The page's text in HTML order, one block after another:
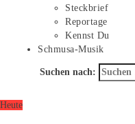
Steckbrief
Reportage
Kennst Du
Schmusa-Musik
Suchen nach:
Heute